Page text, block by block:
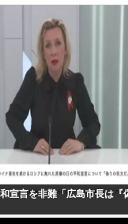
宣言を非難「広島市長は『